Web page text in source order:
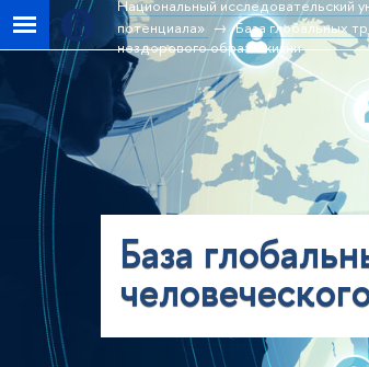
Национальный исследовательский
потенциала»
База глобальных
нездорового образа жизни
База